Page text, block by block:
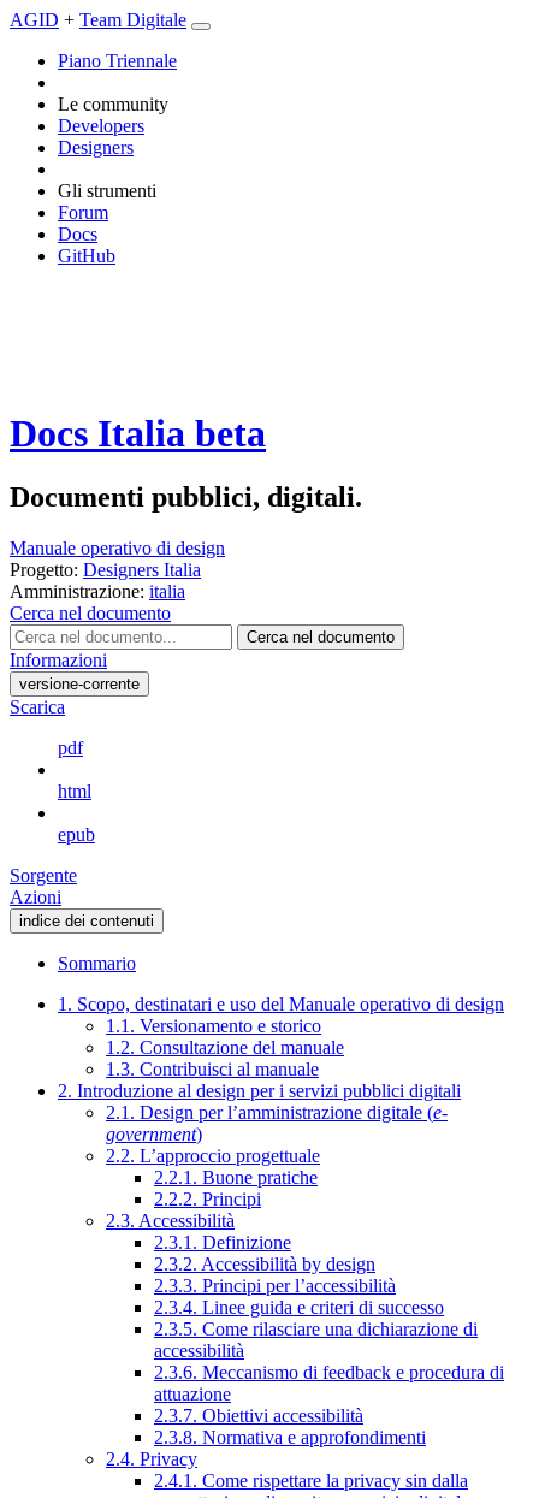
AGID + Team Digitale
Piano Triennale
Le community
Developers
Designers
Gli strumenti
Forum
Docs
GitHub
Docs Italia beta
Documenti pubblici, digitali.
Manuale operativo di design
Progetto: Designers Italia
Amministrazione: italia
Cerca nel documento
Cerca nel documento
Informazioni
versione-corrente
Scarica
pdf
html
epub
Sorgente
Azioni
indice dei contenuti
Sommario
1. Scopo, destinatari e uso del Manuale operativo di design
1.1. Versionamento e storico
1.2. Consultazione del manuale
1.3. Contribuisci al manuale
2. Introduzione al design per i servizi pubblici digitali
2.1. Design per l’amministrazione digitale (e-
government)
2.2. L’approccio progettuale
2.2.1. Buone pratiche
2.2.2. Principi
2.3. Accessibilità
2.3.1. Definizione
2.3.2. Accessibilità by design
2.3.3. Principi per l’accessibilità
2.3.4. Linee guida e criteri di successo
2.3.5. Come rilasciare una dichiarazione di
accessibilità
2.3.6. Meccanismo di feedback e procedura di
attuazione
2.3.7. Obiettivi accessibilità
2.3.8. Normativa e approfondimenti
2.4. Privacy
2.4.1. Come rispettare la privacy sin dalla